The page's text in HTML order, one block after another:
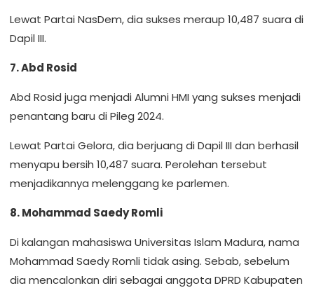
Lewat Partai NasDem, dia sukses meraup 10,487 suara di
Dapil III.
7. Abd Rosid
Abd Rosid juga menjadi Alumni HMI yang sukses menjadi
penantang baru di Pileg 2024.
Lewat Partai Gelora, dia berjuang di Dapil III dan berhasil
menyapu bersih 10,487 suara. Perolehan tersebut
menjadikannya melenggang ke parlemen.
8. Mohammad Saedy Romli
Di kalangan mahasiswa Universitas Islam Madura, nama
Mohammad Saedy Romli tidak asing. Sebab, sebelum
dia mencalonkan diri sebagai anggota DPRD Kabupaten